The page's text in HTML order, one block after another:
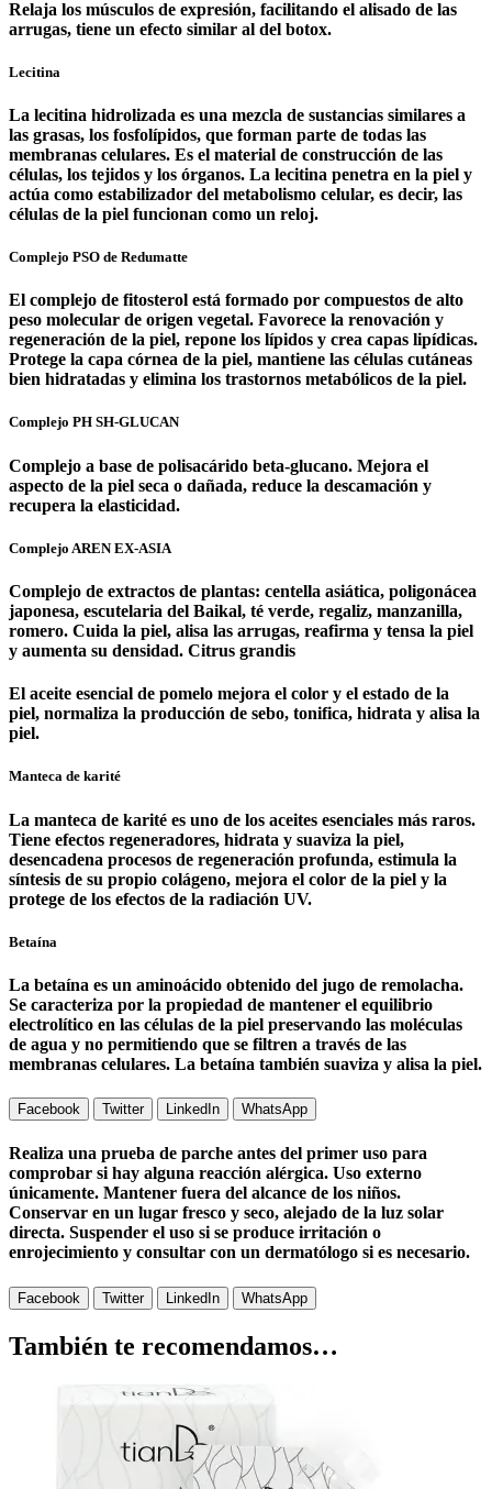
Relaja los músculos de expresión, facilitando el alisado de las
arrugas, tiene un efecto similar al del botox.
Lecitina
La lecitina hidrolizada es una mezcla de sustancias similares a
las grasas, los fosfolípidos, que forman parte de todas las
membranas celulares. Es el material de construcción de las
células, los tejidos y los órganos. La lecitina penetra en la piel y
actúa como estabilizador del metabolismo celular, es decir, las
células de la piel funcionan como un reloj.
Complejo PSO de Redumatte
El complejo de fitosterol está formado por compuestos de alto
peso molecular de origen vegetal. Favorece la renovación y
regeneración de la piel, repone los lípidos y crea capas lipídicas.
Protege la capa córnea de la piel, mantiene las células cutáneas
bien hidratadas y elimina los trastornos metabólicos de la piel.
Complejo PH SH-GLUCAN
Complejo a base de polisacárido beta-glucano. Mejora el
aspecto de la piel seca o dañada, reduce la descamación y
recupera la elasticidad.
Complejo AREN EX-ASIA
Complejo de extractos de plantas: centella asiática, poligonácea
japonesa, escutelaria del Baikal, té verde, regaliz, manzanilla,
romero. Cuida la piel, alisa las arrugas, reafirma y tensa la piel
y aumenta su densidad. Citrus grandis
El aceite esencial de pomelo mejora el color y el estado de la
piel, normaliza la producción de sebo, tonifica, hidrata y alisa la
piel.
Manteca de karité
La manteca de karité es uno de los aceites esenciales más raros.
Tiene efectos regeneradores, hidrata y suaviza la piel,
desencadena procesos de regeneración profunda, estimula la
síntesis de su propio colágeno, mejora el color de la piel y la
protege de los efectos de la radiación UV.
Betaína
La betaína es un aminoácido obtenido del jugo de remolacha.
Se caracteriza por la propiedad de mantener el equilibrio
electrolítico en las células de la piel preservando las moléculas
de agua y no permitiendo que se filtren a través de las
membranas celulares. La betaína también suaviza y alisa la piel.
Facebook Twitter LinkedIn WhatsApp
Realiza una prueba de parche antes del primer uso para
comprobar si hay alguna reacción alérgica. Uso externo
únicamente. Mantener fuera del alcance de los niños.
Conservar en un lugar fresco y seco, alejado de la luz solar
directa. Suspender el uso si se produce irritación o
enrojecimiento y consultar con un dermatólogo si es necesario.
Facebook Twitter LinkedIn WhatsApp
También te recomendamos…